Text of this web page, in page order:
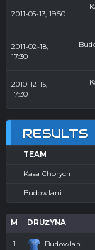
2011-05-13, 19:50
2011-02-18,
17:30
2010-12-15,
17:30
RESULTS
TEAM
Kasa Chorych
Budowlani
M DRUŻYNA
1 Budowlani